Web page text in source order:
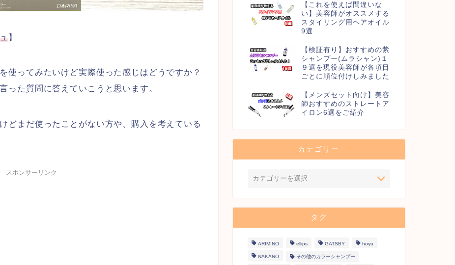
】
ってみたいけど実際使った感じはどうですか？
った質問に答えていこうと思います。
どまだ使ったことがない方や、購入を考えている
スポンサーリンク
【これを使えば間違いな
い】美容師がオススメする
スタイリング用ヘアオイル
9選
【検証有り】おすすめの紫
シャンプー(ムラシャン)１
９選を現役美容師が各項目
ごとに順位付けしみました
【メンズセット向け】美容
師おすすめのストレートア
イロン6選をご紹介
カテゴリー
タグ
ARIMINO ellips GATSBY hoyu
NAKANO その他のカラーシャンプー